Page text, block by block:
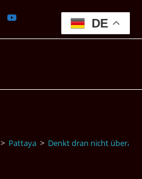
> Pattaya > Denkt dran nicht überall,
DE